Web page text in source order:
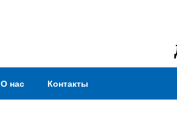
О нас Контакты